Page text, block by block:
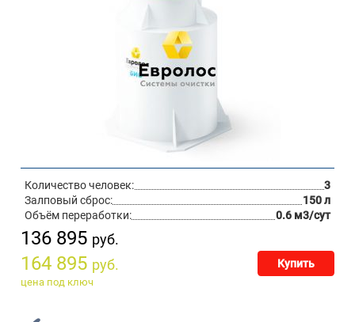
Количество человек:
3
Залповый сброс:
150 л
Объём переработки:
0.6 м3/сут
136 895 руб.
164 895 руб. Купить
цена под ключ